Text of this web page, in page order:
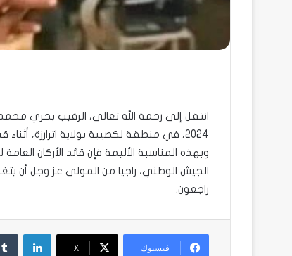
2024، في منطقة لكصيبة بولاية اترارزة، أثناء قيامه بواجب إنقاذ وإخلاء المتضررين من فيضان النهر.
وبهذه المناسبة الأليمة فإن قائد الأركان
الجيش الوطني، راجيا من المولى عز وجل أن
راجعون.
فيسبوك X